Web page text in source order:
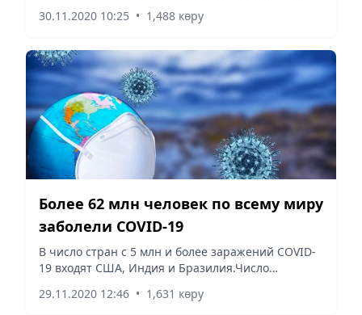
30.11.2020 10:25 • 1,488 көру
Более 62 млн человек по всему миру
заболели COVID-19
В число стран с 5 млн и более заражений COVID-
19 входят США, Индия и Бразилия.Число
начала пандемии достигло на 11:00 нст
29.11.2020 12:46 • 1,631 көру